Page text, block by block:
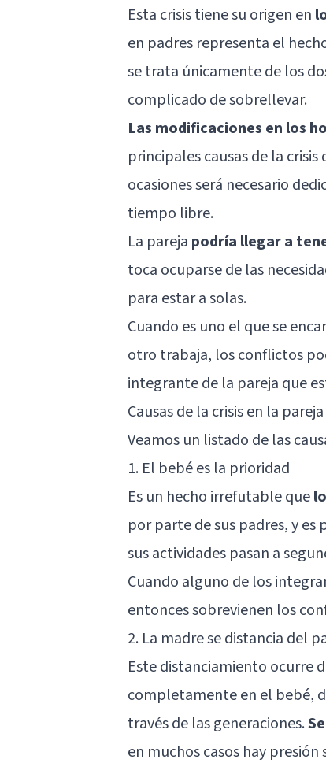
Esta crisis tiene su origen en
en padres representa el
se trata únicamente de los
complicado de sobrellevar.
Las modificaciones en los
principales causas de la
ocasiones será necesario
tiempo libre.
La pareja podría llegar a
toca ocuparse de las
para estar a solas.
Cuando es uno el que se
otro trabaja, los conflictos
integrante de la pareja que
Causas de la crisis en la
Veamos un listado de las
1. El bebé es la prioridad
Es un hecho irrefutable que
por parte de sus padres, y
sus actividades pasan a
Cuando alguno de los
entonces sobrevienen los
2. La madre se distancia del
Este distanciamiento ocurre
completamente en el bebé,
través de las generaciones.
en muchos casos hay